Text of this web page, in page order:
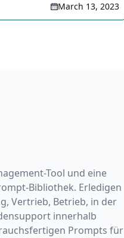
March 13, 2023
Tool und eine
Bibliothek. Erledigen
Vertrieb, Betrieb, in der
innerhalb
Prompts für